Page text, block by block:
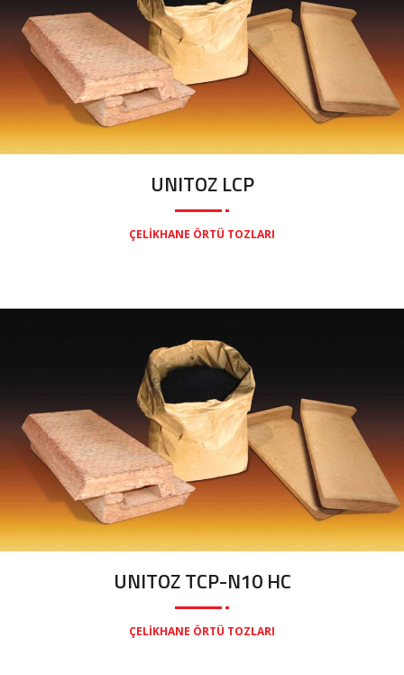
UNITOZ LCP
ÇELIKHANE ÖRTÜ TOZLARI
UNITOZ TCP-N10 HC
ÇELIKHANE ÖRTÜ TOZLARI